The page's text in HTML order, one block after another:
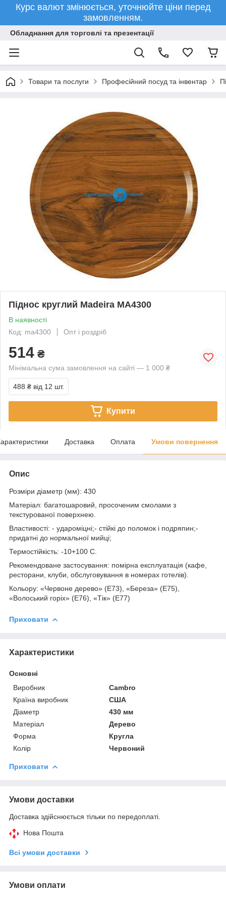
Курс валют змінюється, уточнюйте ціни перед
замовленням.
Обладнання для торговлі та презентації
Товари та послуги Професійний посуд та інвентар
Піднос круглий Madeira МА4300
В наявності
Код: ma4300
Опт і роздріб
514 ₴
Мінімальна сума замовлення на сайті — 1 000 ₴
488 ₴ від 12 шт.
Купити
Доставка Оплата Умови повернення
Опис
Розміри діаметр (мм): 430
Матеріал: багатошаровий, просоченим смолами з
текстурованої поверхнею.
Властивості: - удароміцні;- стійкі до поломок і подряпин;-
придатні до нормальної мийці;
Термостійкість: -10+100 С.
Рекомендоване застосування: помірна експлуатація (кафе,
ресторани, клуби, обслуговування в номерах готелів).
Кольору: «Червоне дерево» (Е73), «Береза» (Е75),
«Волоський горіх» (Е76), «Тік» (Е77)
Приховати
Характеристики
Основні
Виробник
Cambro
Країна виробник
США
Діаметр
430 мм
Матеріал
Дерево
Форма
Кругла
Колір
Червоний
Приховати
Умови доставки
Доставка здійснюється тільки по передоплаті.
Нова Пошта
Всі умови доставки
Умови оплати